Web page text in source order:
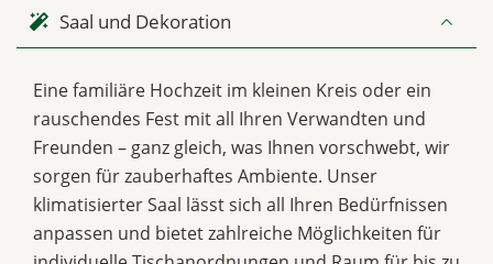
Saal und Dekoration
Eine familiäre Hochzeit im kleinen Kreis oder ein
rauschendes Fest mit all Ihren Verwandten und
Freunden – ganz gleich, was Ihnen vorschwebt, wir
sorgen für zauberhaftes Ambiente. Unser
klimatisierter Saal lässt sich all Ihren Bedürfnissen
anpassen und bietet zahlreiche Möglichkeiten für